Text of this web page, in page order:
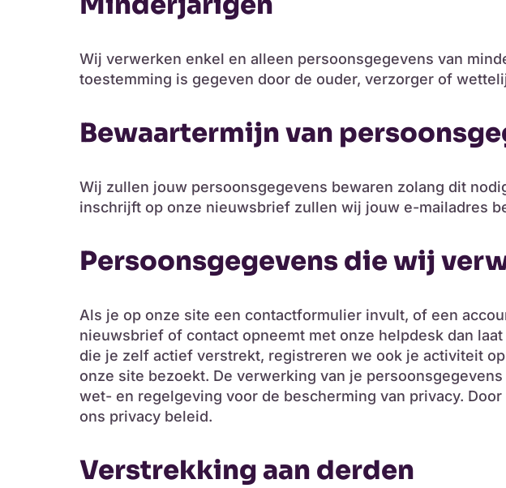
Wij verwerken enkel en alleen persoonsgegevens van
toestemming is gegeven door de ouder, verzorger of
Bewaartermijn van
Wij zullen jouw persoonsgegevens bewaren zolang dit
inschrijft op onze nieuwsbrief zullen wij jouw e-mailadres
Persoonsgegevens die wij
Als je op onze site een contactformulier invult, of een
nieuwsbrief of contact opneemt met onze helpdesk dan
die je zelf actief verstrekt, registreren we ook je activiteit
onze site bezoekt. De verwerking van je
wet- en regelgeving voor de bescherming van privacy.
ons privacy beleid.
Verstrekking aan derden